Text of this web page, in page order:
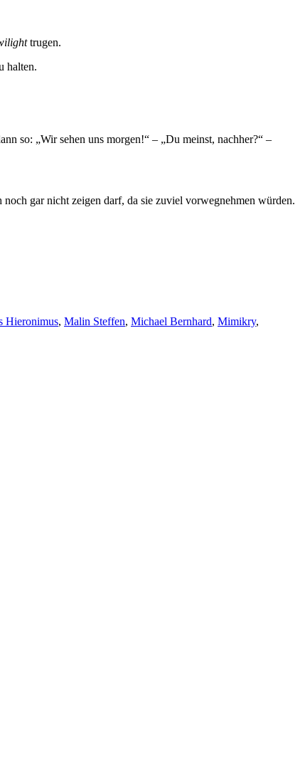
trugen.
halten.
so: „Wir sehen uns morgen!“ – „Du meinst, nachher?“ –
gar nicht zeigen darf, da sie zuviel vorwegnehmen würden.
Hieronimus, Malin Steffen, Michael Bernhard, Mimikry,